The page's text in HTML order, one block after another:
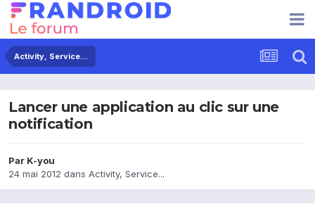
Activity, Service...
Lancer une application au clic sur une
notification
Par K-you
24 mai 2012 dans Activity, Service...